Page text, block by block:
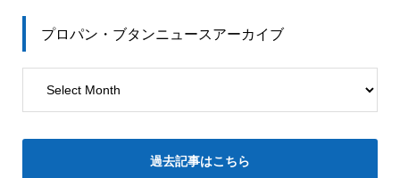
プロパン・ブタンニュースアーカイブ
過去記事はこちら